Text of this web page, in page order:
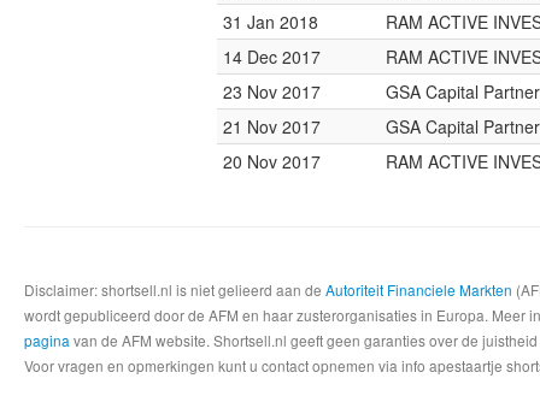
31 Jan 2018
RAM ACTIVE
14 Dec 2017
RAM ACTIVE
23 Nov 2017
GSA Capital
21 Nov 2017
GSA Capital
20 Nov 2017
RAM ACTIVE
Disclaimer: shortsell.nl is niet gelieerd aan de Autoriteit Financiele Markten
wordt gepubliceerd door de AFM en haar zusterorganisaties in Europa.
pagina van de AFM website. Shortsell.nl geeft geen garanties over de
Voor vragen en opmerkingen kunt u contact opnemen via info apestaartje